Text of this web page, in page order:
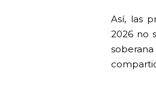
Así, las
2026 no